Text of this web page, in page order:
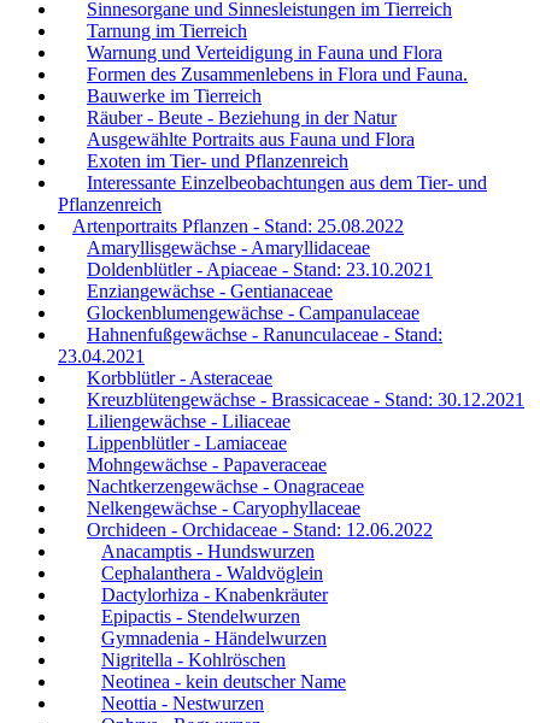
Sinnesorgane und Sinnesleistungen im Tierreich
Tarnung im Tierreich
Warnung und Verteidigung in Fauna und Flora
Formen des Zusammenlebens in Flora und Fauna.
Bauwerke im Tierreich
Räuber - Beute - Beziehung in der Natur
Ausgewählte Portraits aus Fauna und Flora
Exoten im Tier- und Pflanzenreich
Interessante Einzelbeobachtungen aus dem Tier- und
Pflanzenreich
Artenportraits Pflanzen - Stand: 25.08.2022
Amaryllisgewächse - Amaryllidaceae
Doldenblütler - Apiaceae - Stand: 23.10.2021
Enziangewächse - Gentianaceae
Glockenblumengewächse - Campanulaceae
Hahnenfußgewächse - Ranunculaceae - Stand:
23.04.2021
Korbblütler - Asteraceae
Kreuzblütengewächse - Brassicaceae - Stand: 30.12.2021
Liliengewächse - Liliaceae
Lippenblütler - Lamiaceae
Mohngewächse - Papaveraceae
Nachtkerzengewächse - Onagraceae
Nelkengewächse - Caryophyllaceae
Orchideen - Orchidaceae - Stand: 12.06.2022
Anacamptis - Hundswurzen
Cephalanthera - Waldvöglein
Dactylorhiza - Knabenkräuter
Epipactis - Stendelwurzen
Gymnadenia - Händelwurzen
Nigritella - Kohlröschen
Neotinea - kein deutscher Name
Neottia - Nestwurzen